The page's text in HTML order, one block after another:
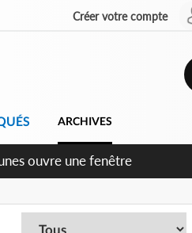
Créer votre compte
ARCHIVES
un accord avec la